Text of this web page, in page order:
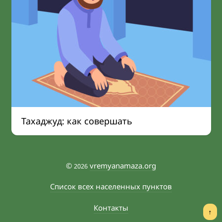
Тахаджуд: как совершать
© 2026 vremyanamaza.org
Список всех населенных пунктов
Контакты ↑